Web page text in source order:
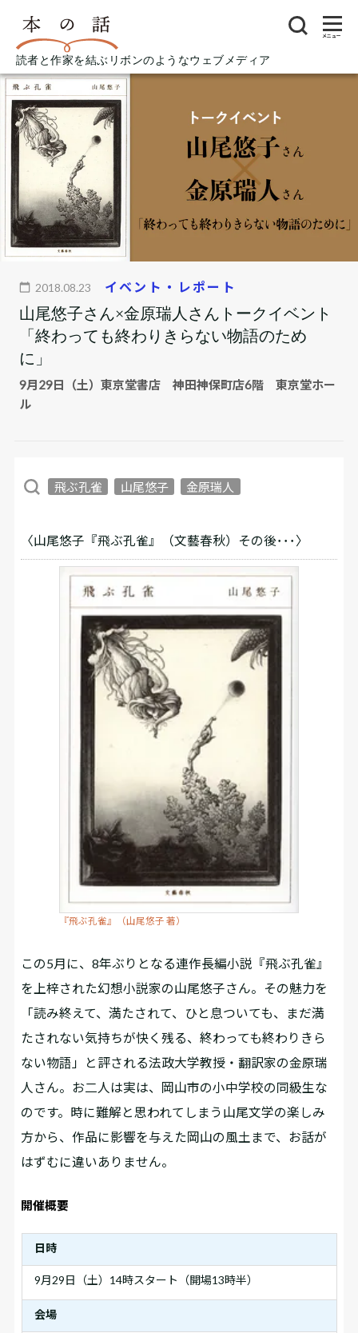
読者と作家を結ぶリボンのようなウェブメディア
メニュー
2018.08.23 イベント・レポート
山尾悠子さん×金原瑞人さんトークイベント
「終わっても終わりきらない物語のため
に」
9月29日（土）東京堂書店 神田神保町店6階 東京堂ホー
ル
飛ぶ孔雀 山尾悠子 金原瑞人
〈山尾悠子『飛ぶ孔雀』（文藝春秋）その後･･･〉
『飛ぶ孔雀』（山尾悠子 著）
この5月に、8年ぶりとなる連作長編小説『飛ぶ孔雀』
を上梓された幻想小説家の山尾悠子さん。その魅力を
「読み終えて、満たされて、ひと息ついても、まだ満
たされない気持ちが快く残る、終わっても終わりきら
ない物語」と評される法政大学教授・翻訳家の金原瑞
人さん。お二人は実は、岡山市の小中学校の同級生な
のです。時に難解と思われてしまう山尾文学の楽しみ
方から、作品に影響を与えた岡山の風土まで、お話が
はずむに違いありません。
開催概要
日時
9月29日（土）14時スタート（開場13時半）
会場